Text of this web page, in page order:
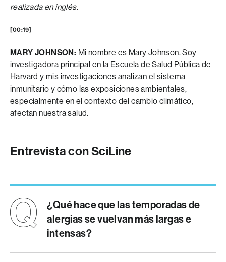
realizada en inglés.
[00:19]
MARY JOHNSON: Mi nombre es Mary Johnson. Soy
investigadora principal en la Escuela de Salud Pública de
Harvard y mis investigaciones analizan el sistema
inmunitario y cómo las exposiciones ambientales,
especialmente en el contexto del cambio climático,
afectan nuestra salud.
Entrevista con SciLine
¿Qué hace que las temporadas de
alergias se vuelvan más largas e
intensas?